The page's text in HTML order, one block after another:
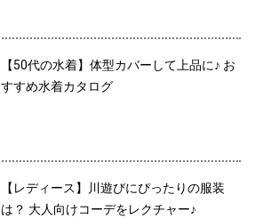
【50代の水着】体型カバーして上品に♪ お
すすめ水着カタログ
【レディース】川遊びにぴったりの服装
は？ 大人向けコーデをレクチャー♪